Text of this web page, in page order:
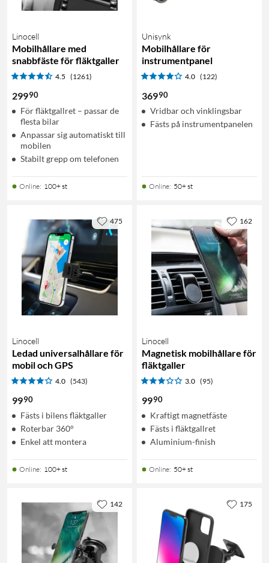
Linocell
Mobilhållare med
snabbfäste för fläktgaller
4.5 (1261)
29990
För fläktgallret – passar de
flesta bilar
Anpassar sig automatiskt till
mobilen
Stabilt grepp om telefonen
Online: 100+ st
Unisynk
Mobilhållare för
instrumentpanel
4.0 (122)
36990
Vridbar och vinklingsbar
Fästs på instrumentpanelen
Online: 50+ st
Linocell
Ledad universalhållare för
mobil och GPS
4.0 (543)
9990
Fästs i bilens fläktgaller
Roterbar 360°
Enkel att montera
Online: 100+ st
475
Linocell
Magnetisk mobilhållare för
fläktgaller
3.0 (95)
9990
Kraftigt magnetfäste
Fästs i fläktgallret
Aluminium-finish
Online: 50+ st
162
142 175